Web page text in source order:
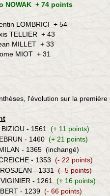
NOWAK + 74 points
LOMBRICI + 54
TELLIER + 43
MILLET + 33
MIOT + 31
l'évolution sur la
BIZIOU - 1561 (+ 11 points)
- 1460 (+ 21 points)
- 1365 (inchangé)
- 1353 (- 22 points)
- 1331
(- 5 points)
- 1261 (+ 16 points)
- 1239 (- 66 points)